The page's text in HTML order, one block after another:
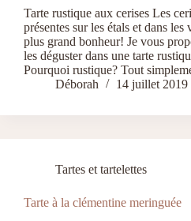
Tarte rustique aux cerises Les
présentes sur les étals et dans
plus grand bonheur! Je vous
les déguster dans une tarte
Pourquoi rustique? Tout
Déborah
14 juillet 2019
Tartes et tartelettes
Tarte à la clémentine meringuée